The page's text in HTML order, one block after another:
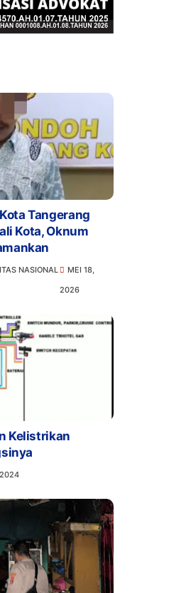
Tangerang
Kota, Oknum
NASIONAL
MEI 18,
2026
Kelistrikan